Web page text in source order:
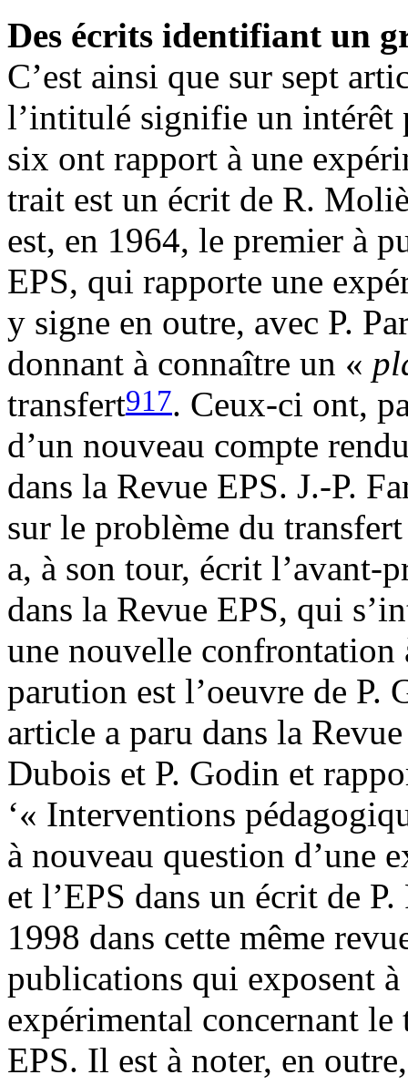
Des écrits identifiant un
C’est ainsi que sur sept
l’intitulé signifie un intérêt
six ont rapport à une
trait est un écrit de R.
est, en 1964, le premier à
EPS, qui rapporte une
y signe en outre, avec P.
donnant à connaître un «
transfert917. Ceux-ci ont,
d’un nouveau compte
dans la Revue EPS. J.-P.
sur le problème du
a, à son tour, écrit l’avant-
dans la Revue EPS, qui
une nouvelle confrontation
parution est l’oeuvre de P.
article a paru dans la
Dubois et P. Godin et
‘« Interventions
à nouveau question d’une
et l’EPS dans un écrit de
1998 dans cette même
publications qui exposent
expérimental concernant le
EPS. Il est à noter, en